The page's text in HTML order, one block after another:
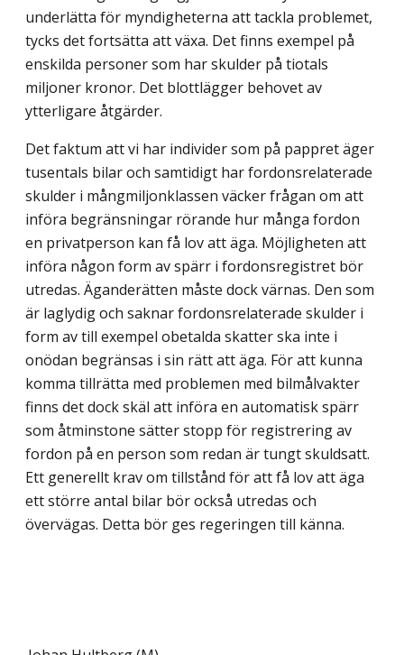
underlätta för myndigheterna att tackla problemet,
tycks det fortsätta att växa. Det finns exempel på
enskilda personer som har skulder på tiotals
miljoner kronor. Det blottlägger behovet av
ytterligare åtgärder.
Det faktum att vi har individer som på pappret äger
tusentals bilar och samtidigt har fordonsrelaterade
skulder i mångmiljonklassen väcker frågan om att
införa begränsningar rörande hur många fordon
en privatperson kan få lov att äga. Möjligheten att
införa någon form av spärr i fordonsregistret bör
utredas. Äganderätten måste dock värnas. Den som
är laglydig och saknar fordonsrelaterade skulder i
form av till exempel obetalda skatter ska inte i
onödan begränsas i sin rätt att äga. För att kunna
komma tillrätta med problemen med bilmålvakter
finns det dock skäl att införa en automatisk spärr
som åtminstone sätter stopp för registrering av
fordon på en person som redan är tungt skuldsatt.
Ett generellt krav om tillstånd för att få lov att äga
ett större antal bilar bör också utredas och
övervägas. Detta bör ges regeringen till känna.